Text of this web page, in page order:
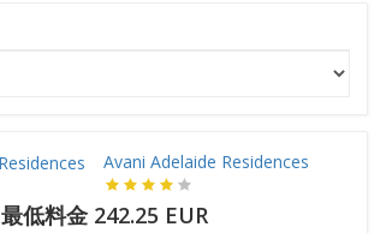
Avani Adelaide Residences
最低料金 242.25 EUR